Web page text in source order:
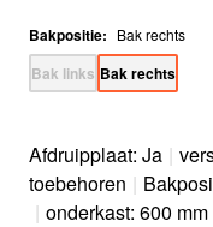
Bakpositie: Bak rechts
Bak links Bak rechts
Afdruipplaat: Ja |
toebehoren |
| onderkast: 600 mm